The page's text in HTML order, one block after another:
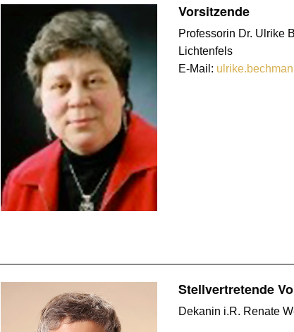
Vorsitzende
Professorin Dr. Ulrike
Lichtenfels
E-Mail:
Stellvertretende
Dekanin i.R. Renate